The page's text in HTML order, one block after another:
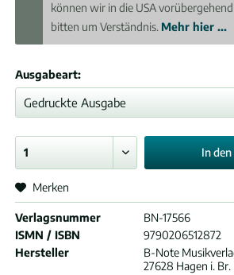
können wir in die USA
bitten um Verständnis. Mehr hier ...
Ausgabeart:
In den
Merken
Verlagsnummer
BN-17566
ISMN / ISBN
9790206512872
Hersteller
B-Note
27628 Hagen i. Br.